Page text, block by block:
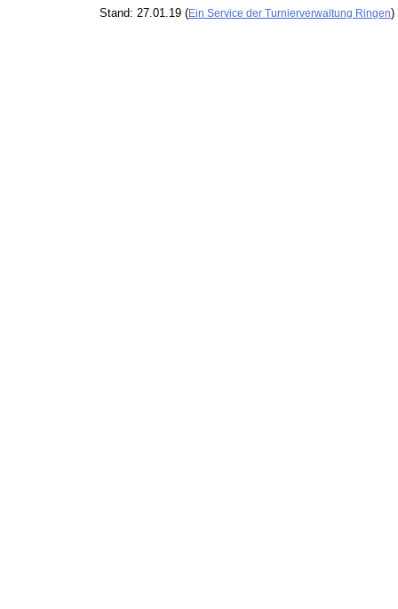
Stand: 27.01.19 (Ein Service der Turnierverwaltung Ringen)